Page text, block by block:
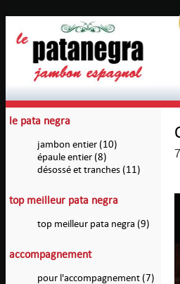
le pata negra
jambon entier (10)
épaule entier (8)
désossé et tranches (11)
top meilleur pata negra
top meilleur pata negra (9)
accompagnement
pour l'accompagnement (7)